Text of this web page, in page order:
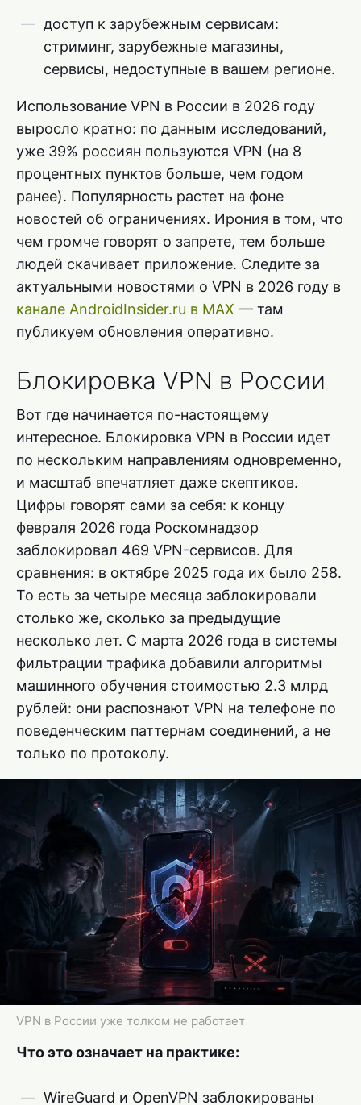
доступ к зарубежным сервисам:
стриминг, зарубежные магазины,
сервисы, недоступные в вашем регионе.
Использование VPN в России в 2026 году
выросло кратно: по данным исследований,
уже 39% россиян пользуются VPN (на 8
процентных пунктов больше, чем годом
ранее). Популярность растет на фоне
новостей об ограничениях. Ирония в том, что
чем громче говорят о запрете, тем больше
людей скачивает приложение. Следите за
актуальными новостями о VPN в 2026 году в
канале AndroidInsider.ru в MAX — там
публикуем обновления оперативно.
Блокировка VPN в России
Вот где начинается по-настоящему
интересное. Блокировка VPN в России идет
по нескольким направлениям одновременно,
и масштаб впечатляет даже скептиков.
Цифры говорят сами за себя: к концу
февраля 2026 года Роскомнадзор
заблокировал 469 VPN-сервисов. Для
сравнения: в октябре 2025 года их было 258.
То есть за четыре месяца заблокировали
столько же, сколько за предыдущие
несколько лет. С марта 2026 года в системы
фильтрации трафика добавили алгоритмы
машинного обучения стоимостью 2.3 млрд
рублей: они распознают VPN на телефоне по
поведенческим паттернам соединений, а не
только по протоколу.
VPN в России уже толком не работает
Что это означает на практике:
WireGuard и OpenVPN заблокированы